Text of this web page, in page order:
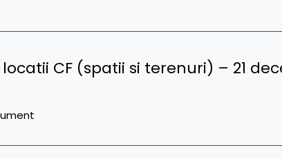
CF (spatii si terenuri) – 21